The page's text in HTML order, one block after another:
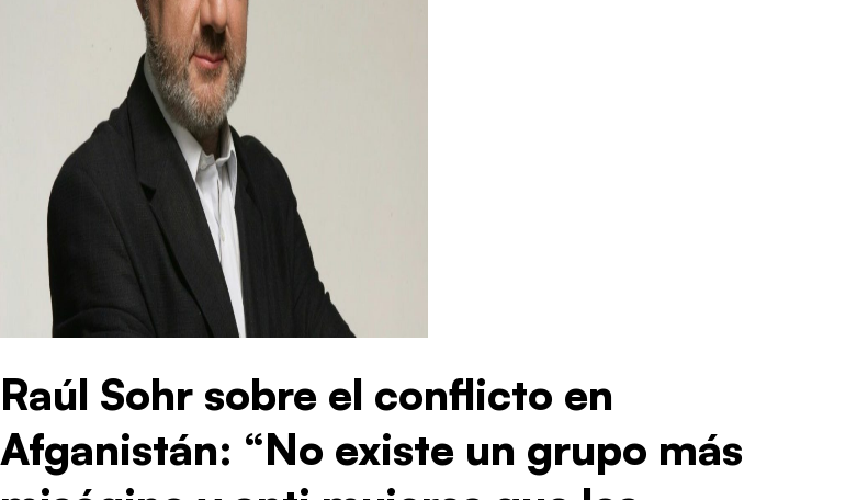
Raúl Sohr sobre el conflicto en
Afganistán: “No existe un grupo más